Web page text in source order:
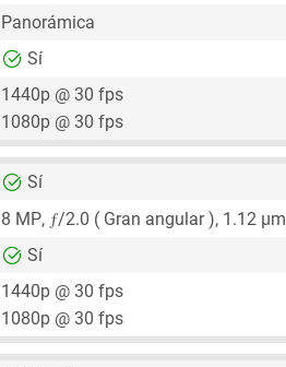
Panorámica
Sí
1440p @ 30 fps
1080p @ 30 fps
Sí
8 MP, ƒ/2.0 ( Gran angular ), 1.12 μm
Sí
1440p @ 30 fps
1080p @ 30 fps